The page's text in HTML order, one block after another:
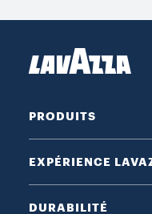
PRODUITS
EXPÉRIENCE
DURABILITÉ